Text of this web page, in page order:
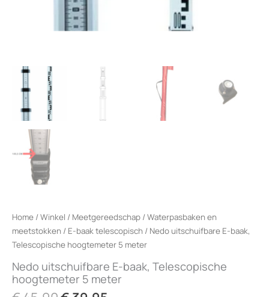
Home /Winkel / Meetgereedschap /Waterpasbaken en
meetstokken / E-baak telescopisch / Nedo uitschuifbare E-baak,
Telescopische hoogtemeter 5 meter
Nedo uitschuifbare E-baak, Telescopische
hoogtemeter 5 meter